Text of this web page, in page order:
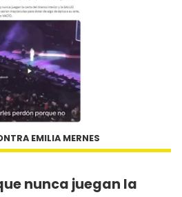
EMILIA MERNES
nunca juegan la